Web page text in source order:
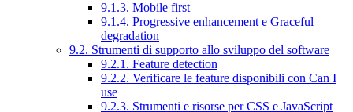
9.1.3. Mobile first
9.1.4. Progressive enhancement e Graceful
degradation
9.2. Strumenti di supporto allo sviluppo del software
9.2.1. Feature detection
9.2.2. Verificare le feature disponibili con Can I
use
9.2.3. Strumenti e risorse per CSS e JavaScript